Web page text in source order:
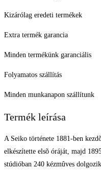
Kizárólag eredeti termékek
Extra termék garancia
Minden termékünk garanciális
Folyamatos szállítás
Minden munkanapon szállítunk
Termék leírása
A Seiko története 1881-ben
elkészítette elsõ óráját, majd
stúdióban 240 kézmûves